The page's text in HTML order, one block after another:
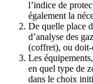
l’indice de
également la
De quelle place
d’analyse des
(coffret), ou
Les
en quel type de
dans le choix